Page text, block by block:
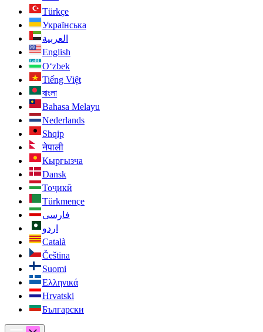
Türkçe
Українська
العربية
English
O‘zbek
Tiếng Việt
বাংলা
Bahasa Melayu
Nederlands
Shqip
नेपाली
Кыргызча
Dansk
Тоҷикӣ
Türkmençe
فارسی
اردو
Català
Čeština
Suomi
Ελληνικά
Hrvatski
Български